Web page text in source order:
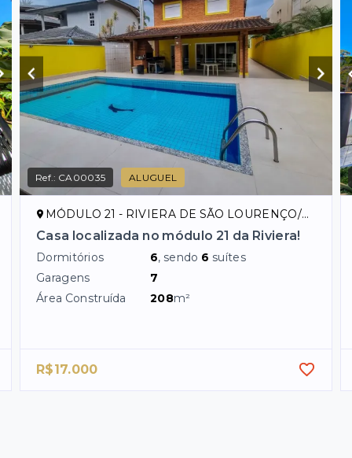
Ref.: CA00035 ALUGUEL
MÓDULO 21 - RIVIERA DE SÃO LOURENÇO/SP
Casa localizada no módulo 21 da Riviera!
Dormitórios 6, sendo 6 suítes
Garagens
7
Área Construída
208m²
R$17.000